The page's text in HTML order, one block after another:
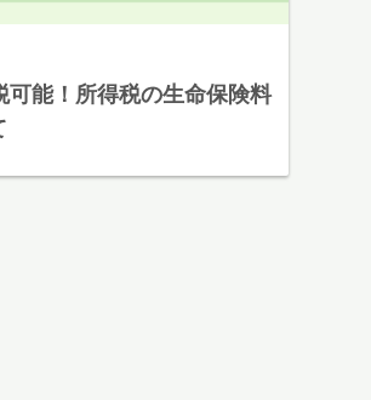
可能！所得税の生命保険料